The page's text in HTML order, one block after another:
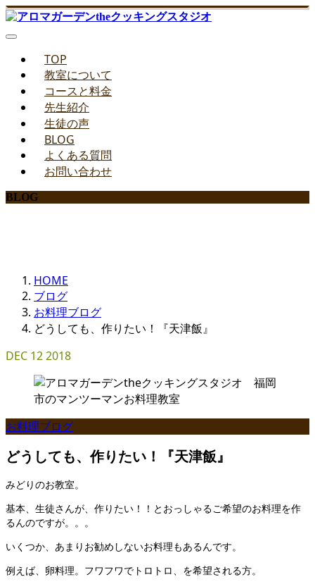
TOP
教室について
コースと料金
先生紹介
生徒の声
BLOG
よくある質問
お問い合わせ
BLOG
HOME
ブログ
お料理ブログ
どうしても、作りたい！『天津飯』
DEC 122018
お料理ブログ
どうしても、作りたい！『天津飯』
みどりのお教室。
基本、生徒さんが、作りたい！！とおっしゃるご希望のお料理を作
るんのですが。。。
いくつか、あまりお勧めしないお料理もあるんです。
例えば、卵料理。フワフワでトロトロ、を希望される方。